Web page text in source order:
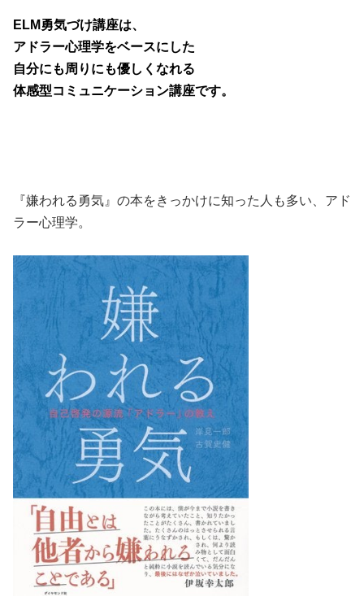
ELM勇気づけ講座は、
アドラー心理学をベースにした
自分にも周りにも優しくなれる
体感型コミュニケーション講座です。
『嫌われる勇気』の本をきっかけに知った人も多い、アド
ラー心理学。